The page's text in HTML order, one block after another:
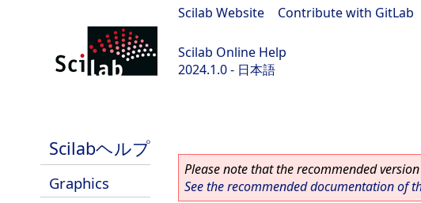
Scilab Website Contribute with GitLab
Scilab Online Help
2024.1.0 - 日本語
Scilabヘルプ
Graphics
Please note that the recommended
See the recommended documentation of